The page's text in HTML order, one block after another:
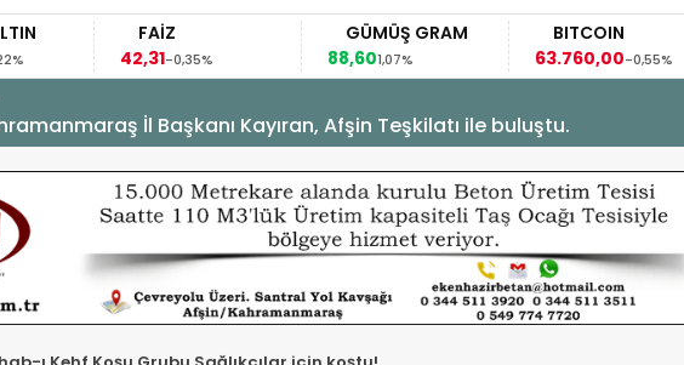
FAİZ
-0,35%
GÜMÜŞ GRAM
1,07%
BITCOIN
63.760,00-0,55%
İl Başkanı Kayıran, Afşin Teşkilatı ile buluştu.